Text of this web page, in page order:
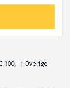
100,- | Overige